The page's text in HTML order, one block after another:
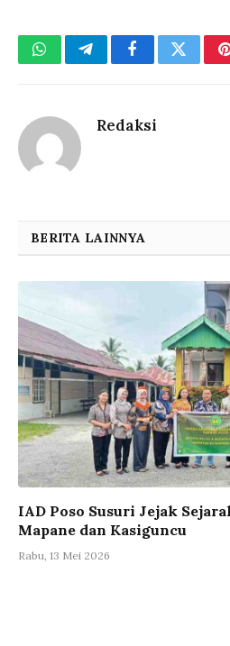
WhatsAppTelegramFacebookTwitter
Redaksi
BERITA LAINNYA
IAD Poso Susuri Jejak
Mapane dan Kasiguncu
Rabu, 13 Mei 2026